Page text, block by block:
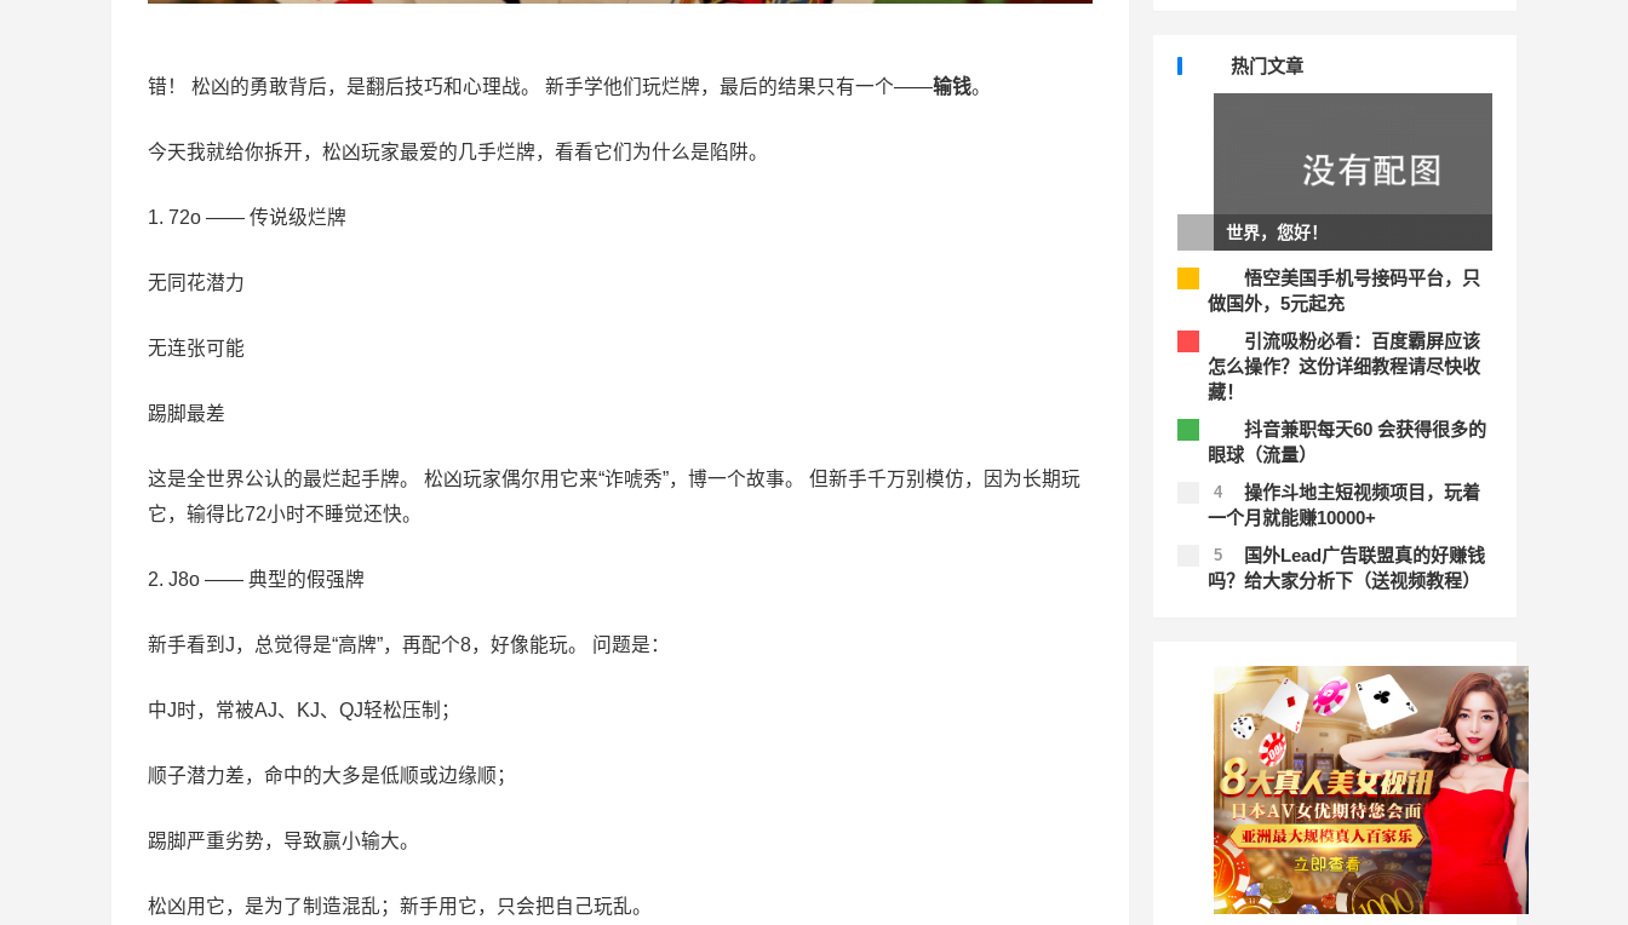
错！ 松凶的勇敢背后，是翻后技巧和心理战。 新手学他们玩烂牌，最后的结果只有一个——输钱。
今天我就给你拆开，松凶玩家最爱的几手烂牌，看看它们为什么是陷阱。
1. 72o —— 传说级烂牌
无同花潜力
无连张可能
踢脚最差
这是全世界公认的最烂起手牌。 松凶玩家偶尔用它来“诈唬秀”，博一个故事。 但新手千万别模仿，因为长期玩
它，输得比72小时不睡觉还快。
2. J8o —— 典型的假强牌
新手看到J，总觉得是“高牌”，再配个8，好像能玩。 问题是：
中J时，常被AJ、KJ、QJ轻松压制；
顺子潜力差，命中的大多是低顺或边缘顺；
踢脚严重劣势，导致赢小输大。
松凶用它，是为了制造混乱；新手用它，只会把自己玩乱。
热门文章
世界，您好！
悟空美国手机号接码平台，只
做国外，5元起充
引流吸粉必看：百度霸屏应该
怎么操作？这份详细教程请尽快收
藏！
抖音兼职每天60 会获得很多的
眼球（流量）
4
操作斗地主短视频项目，玩着
一个月就能赚10000+
5
国外Lead广告联盟真的好赚钱
吗？给大家分析下（送视频教程）